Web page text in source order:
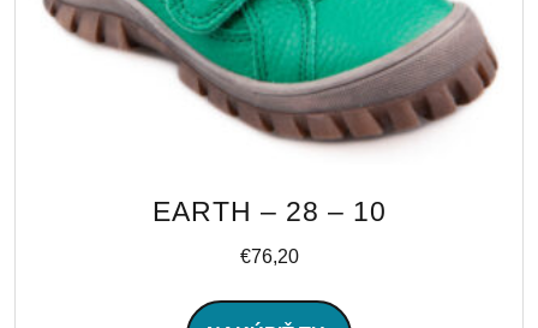
EARTH – 28 – 10
€76,20